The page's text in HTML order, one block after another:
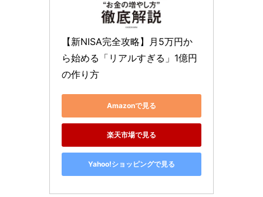
【新NISA完全攻略】月5万円か
ら始める「リアルすぎる」1億円
の作り方
Amazonで見る
楽天市場で見る
Yahoo!ショッピングで見る